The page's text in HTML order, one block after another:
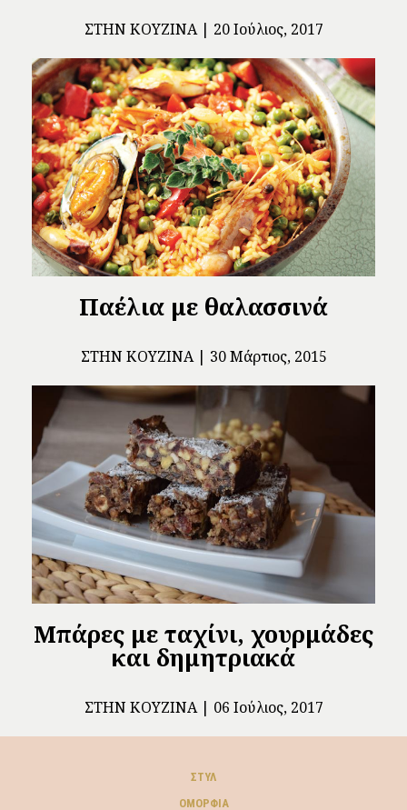
ΣΤΗΝ ΚΟΥΖΊΝΑ 20 Ιούλιος, 2017
Παέλια με θαλασσινά
ΣΤΗΝ ΚΟΥΖΊΝΑ 30 Μάρτιος, 2015
Μπάρες με ταχίνι, χουρμάδες
και δημητριακά
ΣΤΗΝ ΚΟΥΖΊΝΑ 06 Ιούλιος, 2017
ΣΤΥΛ
ΟΜΟΡΦΙΆ